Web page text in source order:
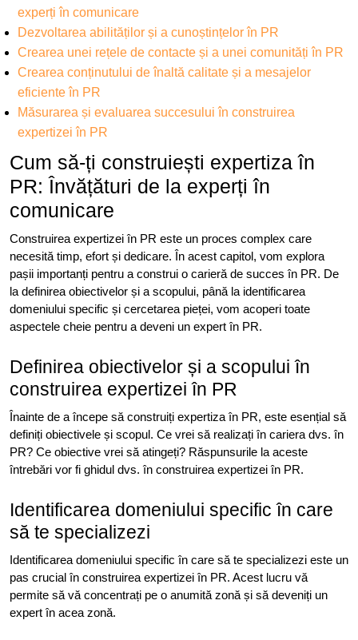
experți în comunicare
Dezvoltarea abilităților și a cunoștințelor în PR
Crearea unei rețele de contacte și a unei comunități în PR
Crearea conținutului de înaltă calitate și a mesajelor
eficiente în PR
Măsurarea și evaluarea succesului în construirea
expertizei în PR
Cum să-ți construiești expertiza în
PR: Învățături de la experți în
comunicare
Construirea expertizei în PR este un proces complex care
necesită timp, efort și dedicare. În acest capitol, vom explora
pașii importanți pentru a construi o carieră de succes în PR. De
la definirea obiectivelor și a scopului, până la identificarea
domeniului specific și cercetarea pieței, vom acoperi toate
aspectele cheie pentru a deveni un expert în PR.
Definirea obiectivelor și a scopului în
construirea expertizei în PR
Înainte de a începe să construiți expertiza în PR, este esențial să
definiți obiectivele și scopul. Ce vrei să realizați în cariera dvs. în
PR? Ce obiective vrei să atingeți? Răspunsurile la aceste
întrebări vor fi ghidul dvs. în construirea expertizei în PR.
Identificarea domeniului specific în care
să te specializezi
Identificarea domeniului specific în care să te specializezi este un
pas crucial în construirea expertizei în PR. Acest lucru vă
permite să vă concentrați pe o anumită zonă și să deveniți un
expert în acea zonă.